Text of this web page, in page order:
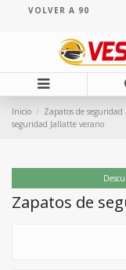
VOLVER A 90
Inicio Zapatos de seguridad
seguridad Jallatte verano
Zapatos de